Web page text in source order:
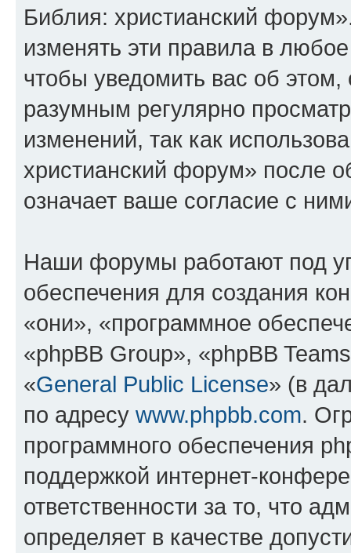
Библия: христианский
изменять эти правила в
чтобы уведомить вас об
разумным регулярно
изменений, так как
христианский форум» после
означает ваше согласие с
Наши форумы работают под
обеспечения для создания
«они», «программное
«phpBB Group», «phpBB
«General Public License» (в
по адресу www.phpbb.com.
программного обеспечения
поддержкой интернет-
ответственности за то, что
определяет в качестве